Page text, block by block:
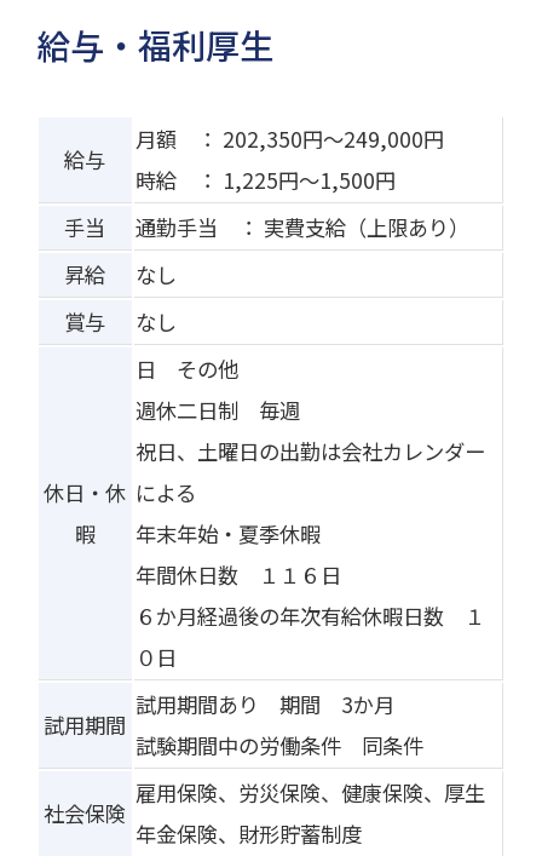
給与・福利厚生
給与
月額 ： 202,350円～249,000円
時給 ： 1,225円～1,500円
手当
通勤手当 ： 実費支給（上限あり）
昇給
なし
賞与
なし
休日・休
暇
日 その他
週休二日制 毎週
祝日、土曜日の出勤は会社カレンダー
による
年末年始・夏季休暇
年間休日数 １１６日
６か月経過後の年次有給休暇日数 １
０日
試用期間
試用期間あり 期間 3か月
試験期間中の労働条件 同条件
社会保険
雇用保険、労災保険、健康保険、厚生
年金保険、財形貯蓄制度